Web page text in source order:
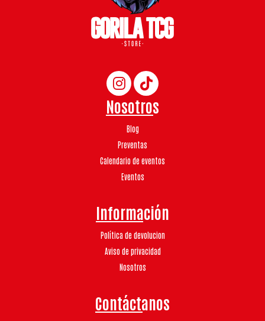
Nosotros
Blog
Preventas
Calendario de eventos
Eventos
Información
Política de devolucion
Aviso de privacidad
Nosotros
Contáctanos